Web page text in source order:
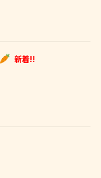
新着!!